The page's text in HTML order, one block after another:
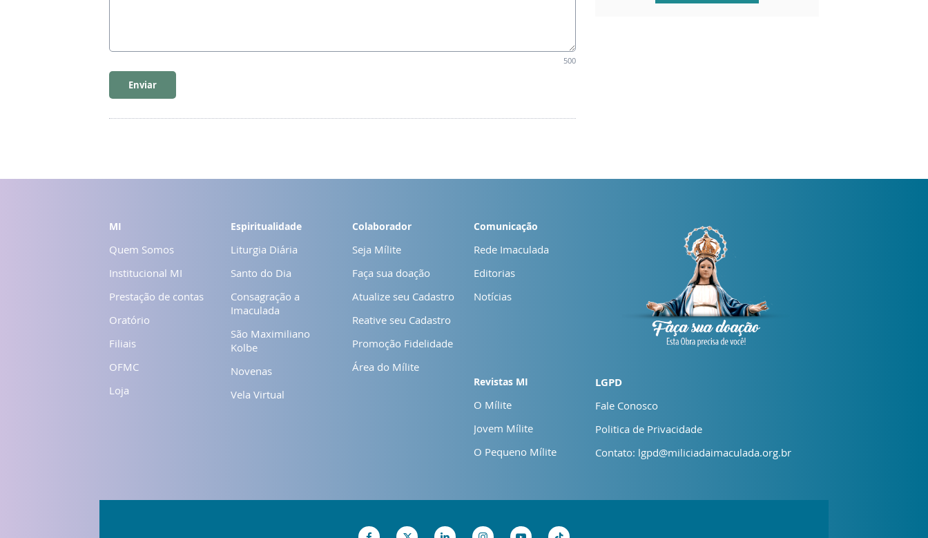
500
Enviar
MI
Quem Somos
Institucional MI
Prestação de contas
Oratório
Filiais
OFMC
Loja
Espiritualidade
Liturgia Diária
Santo do Dia
Consagração a
Imaculada
São Maximiliano
Kolbe
Novenas
Vela Virtual
Colaborador
Seja Mílite
Faça sua doação
Atualize seu Cadastro
Reative seu Cadastro
Promoção Fidelidade
Área do Mílite
Comunicação
Rede Imaculada
Editorias
Notícias
Revistas MI
O Mílite
Jovem Mílite
O Pequeno Mílite
LGPD
Fale Conosco
Politica de Privacidade
Contato: lgpd@miliciadaimaculada.org.br